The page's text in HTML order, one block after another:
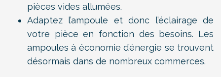
pièces vides allumées.
Adaptez l’ampoule et donc l’éclairage de
votre pièce en fonction des besoins. Les
ampoules à économie d’énergie se trouvent
désormais dans de nombreux commerces.